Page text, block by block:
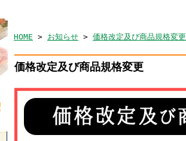
HOME > お知らせ > 価格改定及び商品規格変更
価格改定及び商品規格変更